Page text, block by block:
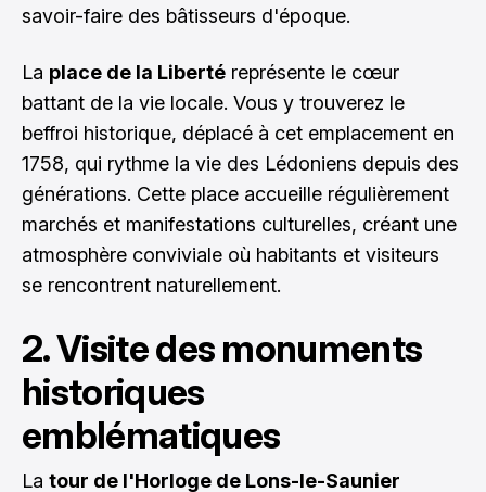
savoir-faire des bâtisseurs d'époque.
La place de la Liberté représente le cœur
battant de la vie locale. Vous y trouverez le
beffroi historique, déplacé à cet emplacement en
1758, qui rythme la vie des Lédoniens depuis des
générations. Cette place accueille régulièrement
marchés et manifestations culturelles, créant une
atmosphère conviviale où habitants et visiteurs
se rencontrent naturellement.
2. Visite des monuments
historiques
emblématiques
La tour de l'Horloge de Lons-le-Saunier